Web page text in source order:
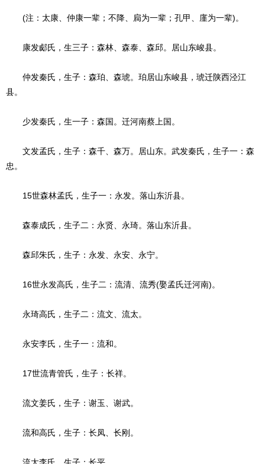
(注：太康、仲康一辈；不降、扃为一辈；孔甲、廑为一辈)。
康发郕氏，生三子：森林、森泰、森邱。居山东峻县。
仲发秦氏，生子：森珀、森琥。珀居山东峻县，琥迁陕西泾江
县。
少发秦氏，生一子：森国。迁河南蔡上国。
文发孟氏，生子：森千、森万。居山东。武发秦氏，生子一：森
忠。
15世森林孟氏，生子一：永发。落山东沂县。
森泰成氏，生子二：永贤、永琦。落山东沂县。
森邱朱氏，生子：永发、永安、永宁。
16世永发高氏，生子二：流清、流秀(娶孟氏迁河南)。
永琦高氏，生子二：流文、流太。
永安李氏，生子一：流和。
17世流青管氏，生子：长祥。
流文姜氏，生子：谢玉、谢武。
流和高氏，生子：长凤、长刚。